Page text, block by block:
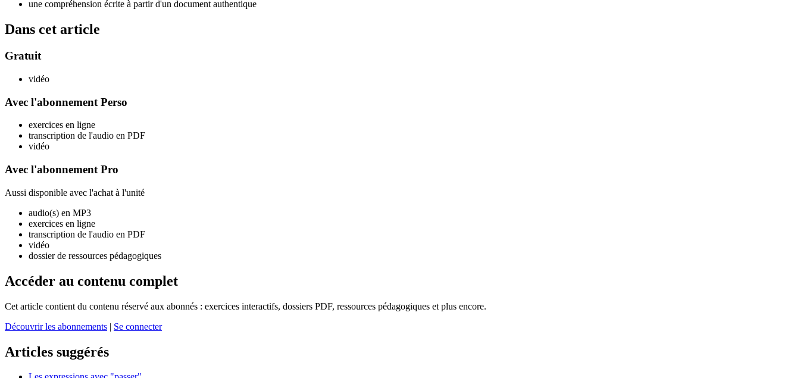
une compréhension écrite à partir d'un document authentique
Dans cet article
Gratuit
vidéo
Avec l'abonnement Perso
exercices en ligne
transcription de l'audio en PDF
vidéo
Avec l'abonnement Pro
Aussi disponible avec l'achat à l'unité
audio(s) en MP3
exercices en ligne
transcription de l'audio en PDF
vidéo
dossier de ressources pédagogiques
Accéder au contenu complet
Cet article contient du contenu réservé aux abonnés : exercices interactifs, dossiers PDF, ressources pédagogiques et plus encore.
Découvrir les abonnements | Se connecter
Articles suggérés